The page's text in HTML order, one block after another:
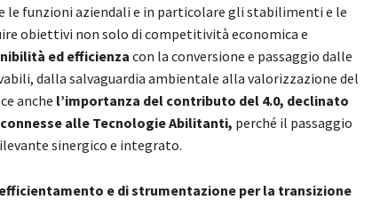
le funzioni aziendali e in particolare gli stabilimenti e le
obiettivi non solo di competitività economica e
ed efficienza con la conversione e passaggio dalle
dalla salvaguardia ambientale alla valorizzazione del
anche l’importanza del contributo del 4.0, declinato
alle Tecnologie Abilitanti, perché il passaggio
sinergico e integrato.
efficientamento e di strumentazione per la transizione